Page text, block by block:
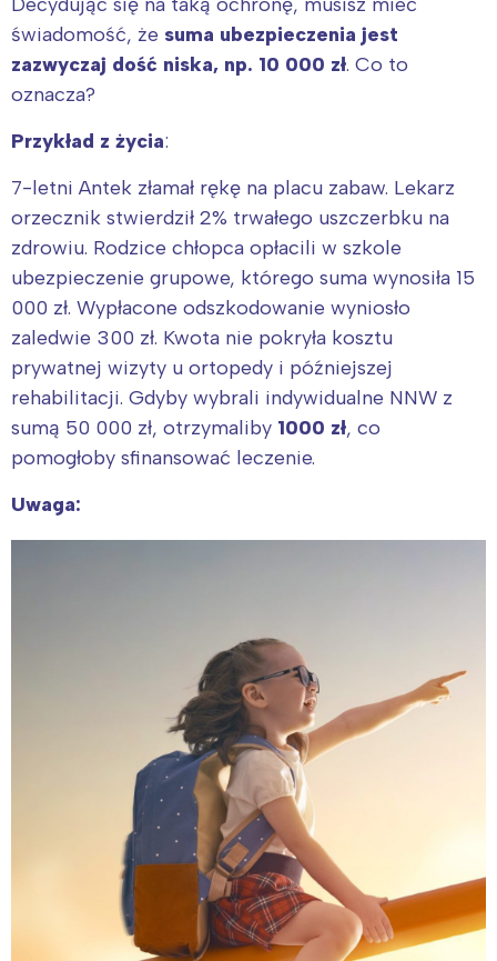
świadomość, że suma ubezpieczenia jest
zazwyczaj dość niska, np. 10 000 zł. Co to
oznacza?
Przykład z życia:
7-letni Antek złamał rękę na placu zabaw. Lekarz
orzecznik stwierdził 2% trwałego uszczerbku na
zdrowiu. Rodzice chłopca opłacili w szkole
ubezpieczenie grupowe, którego suma wynosiła 15
000 zł. Wypłacone odszkodowanie wyniosło
zaledwie 300 zł. Kwota nie pokryła kosztu
prywatnej wizyty u ortopedy i późniejszej
rehabilitacji. Gdyby wybrali indywidualne NNW z
sumą 50 000 zł, otrzymaliby 1000 zł, co
pomogłoby sfinansować leczenie.
Uwaga: